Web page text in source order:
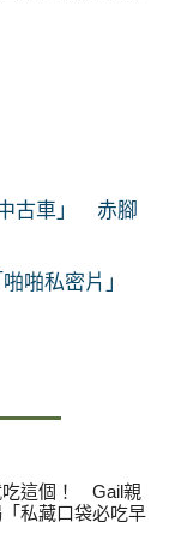
古車」 赤腳
啪啪私密片」
吃這個！ Gail親
私藏口袋必吃早